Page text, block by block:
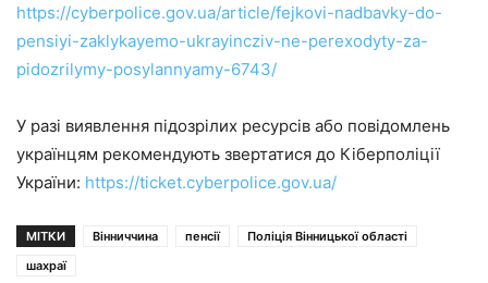
https://cyberpolice.gov.ua/article/fejkovi-nadbavky-do-
pensiyi-zaklykayemo-ukrayincziv-ne-perexodyty-za-
pidozrilymy-posylannyamy-6743/
У разі виявлення підозрілих ресурсів або повідомлень
українцям рекомендують звертатися до Кіберполіції
України: https://ticket.cyberpolice.gov.ua/
МІТКИ Вінниччина пенсії
Поліція Вінницької області
шахраї